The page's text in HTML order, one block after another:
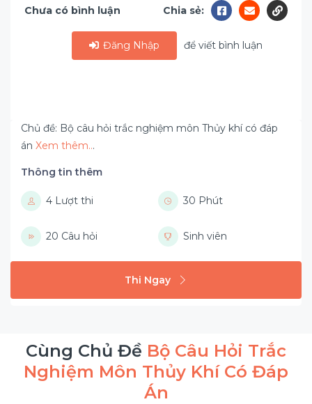
Chưa có bình luận Chia sẻ:
Đăng Nhập để viết bình luận
Chủ đề: Bộ câu hỏi trắc nghiệm môn Thủy khí có đáp
án Xem thêm...
Thông tin thêm
4 Lượt thi 30 Phút
20 Câu hỏi Sinh viên
Thi Ngay
Cùng Chủ Đề Bộ Câu Hỏi Trắc
Nghiệm Môn Thủy Khí Có Đáp
Án